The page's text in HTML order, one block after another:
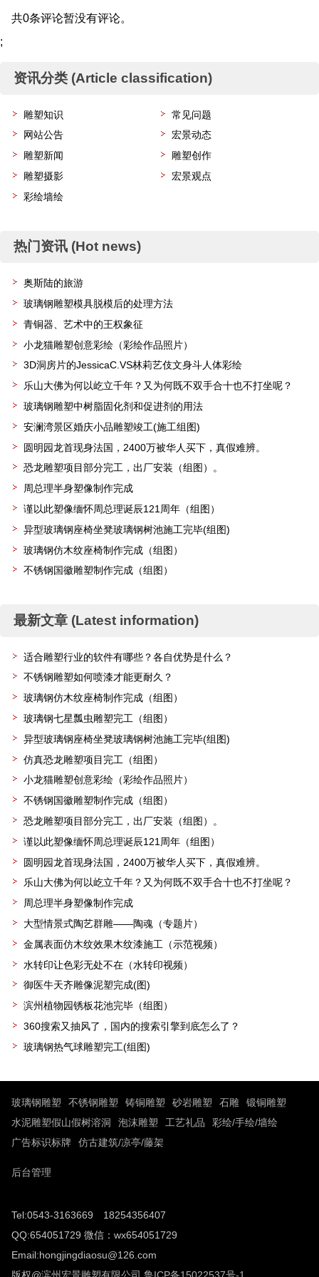
共0条评论暂没有评论。
;
资讯分类 (Article classification)
雕塑知识
常见问题
网站公告
宏景动态
雕塑新闻
雕塑创作
雕塑摄影
宏景观点
彩绘墙绘
热门资讯 (Hot news)
奥斯陆的旅游
玻璃钢雕塑模具脱模后的处理方法
青铜器、艺术中的王权象征
小龙猫雕塑创意彩绘（彩绘作品照片）
3D洞房片的JessicaC.VS林莉艺伎文身斗人体彩绘
乐山大佛为何以屹立千年？又为何既不双手合十也不打坐呢？
玻璃钢雕塑中树脂固化剂和促进剂的用法
安澜湾景区婚庆小品雕塑竣工(施工组图)
圆明园龙首现身法国，2400万被华人买下，真假难辨。
恐龙雕塑项目部分完工，出厂安装（组图）。
周总理半身塑像制作完成
谨以此塑像缅怀周总理诞辰121周年（组图）
异型玻璃钢座椅坐凳玻璃钢树池施工完毕(组图)
玻璃钢仿木纹座椅制作完成（组图）
不锈钢国徽雕塑制作完成（组图）
最新文章 (Latest information)
适合雕塑行业的软件有哪些？各自优势是什么？
不锈钢雕塑如何喷漆才能更耐久？
玻璃钢仿木纹座椅制作完成（组图）
玻璃钢七星瓢虫雕塑完工（组图）
异型玻璃钢座椅坐凳玻璃钢树池施工完毕(组图)
仿真恐龙雕塑项目完工（组图）
小龙猫雕塑创意彩绘（彩绘作品照片）
不锈钢国徽雕塑制作完成（组图）
恐龙雕塑项目部分完工，出厂安装（组图）。
谨以此塑像缅怀周总理诞辰121周年（组图）
圆明园龙首现身法国，2400万被华人买下，真假难辨。
乐山大佛为何以屹立千年？又为何既不双手合十也不打坐呢？
周总理半身塑像制作完成
大型情景式陶艺群雕——陶魂（专题片）
金属表面仿木纹效果木纹漆施工（示范视频）
水转印让色彩无处不在（水转印视频）
御医牛天齐雕像泥塑完成(图)
滨州植物园锈板花池完毕（组图）
360搜索又抽风了，国内的搜索引擎到底怎么了？
玻璃钢热气球雕塑完工(组图)
玻璃钢雕塑 不锈钢雕塑 铸铜雕塑 砂岩雕塑 石雕
锻铜雕塑
水泥雕塑假山假树溶洞
泡沫雕塑 工艺礼品
彩绘/手绘/墙绘
广告标识标牌
仿古建筑/凉亭/藤架
后台管理
Tel:0543-3163669 18254356407
QQ:654051729 微信：wx654051729
Email:hongjingdiaosu@126.com
版权@滨州宏景雕塑有限公司 鲁ICP备15022537号-1